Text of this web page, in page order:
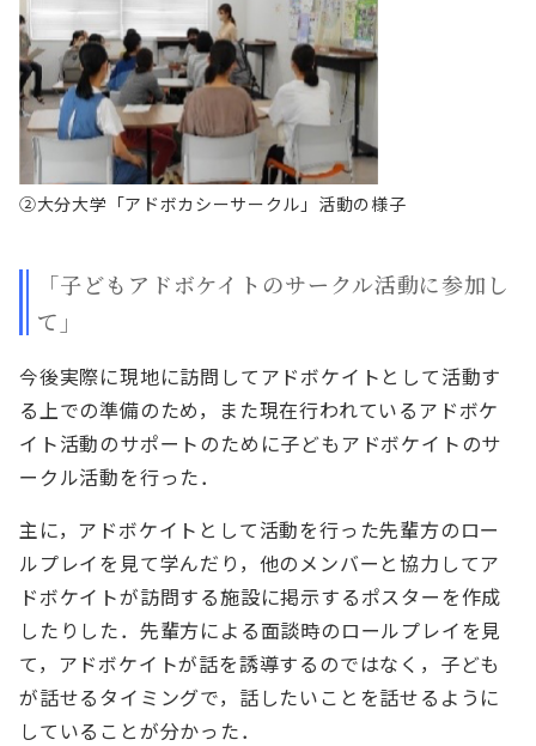
②大分大学「アドボカシーサークル」活動の様子
「子どもアドボケイトのサークル活動に参加し
て」
今後実際に現地に訪問してアドボケイトとして活動す
る上での準備のため，また現在行われているアドボケ
イト活動のサポートのために子どもアドボケイトのサ
ークル活動を行った．
主に，アドボケイトとして活動を行った先輩方のロー
ルプレイを見て学んだり，他のメンバーと協力してア
ドボケイトが訪問する施設に掲示するポスターを作成
したりした．先輩方による面談時のロールプレイを見
て，アドボケイトが話を誘導するのではなく，子ども
が話せるタイミングで，話したいことを話せるように
していることが分かった．